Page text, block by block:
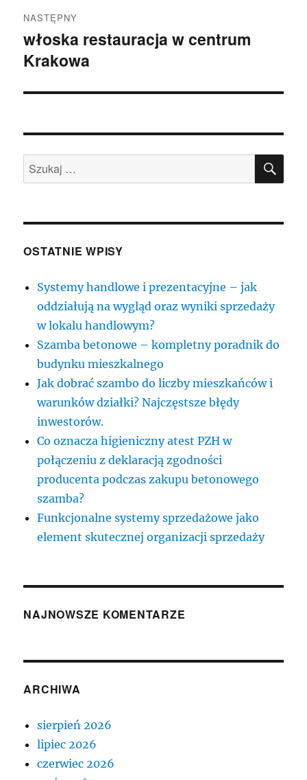
NASTĘPNY
Następny
wpis:
włoska restauracja w centrum
Krakowa
Szukaj:
OSTATNIE WPISY
Systemy handlowe i prezentacyjne – jak
oddziałują na wygląd oraz wyniki sprzedaży
w lokalu handlowym?
Szamba betonowe – kompletny poradnik do
budynku mieszkalnego
Jak dobrać szambo do liczby mieszkańców i
warunków działki? Najczęstsze błędy
inwestorów.
Co oznacza higieniczny atest PZH w
połączeniu z deklaracją zgodności
producenta podczas zakupu betonowego
szamba?
Funkcjonalne systemy sprzedażowe jako
element skutecznej organizacji sprzedaży
NAJNOWSZE KOMENTARZE
ARCHIWA
sierpień 2026
lipiec 2026
czerwiec 2026